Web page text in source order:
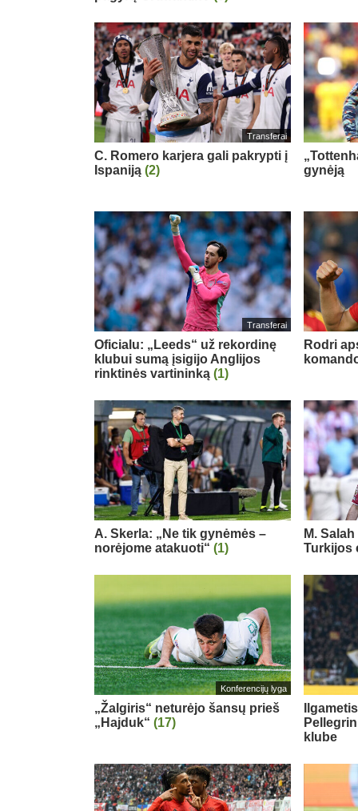
Transferai
C. Romero karjera gali pakrypti į
Ispaniją (2)
gynėją
Transferai
Oficialu: „Leeds“ už rekordinę
klubui sumą įsigijo Anglijos
rinktinės vartininką (1)
Rodri
A. Skerla: „Ne tik gynėmės –
norėjome atakuoti“ (1)
M.
Turkijos
Konferencijų lyga
„Žalgiris“ neturėjo šansų prieš
„Hajduk“ (17)
klube